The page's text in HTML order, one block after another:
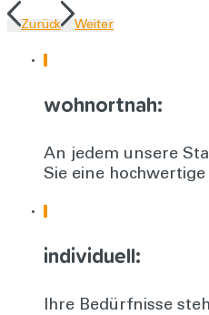
Zurück Weiter
wohnortnah:
An jedem unsere
Sie eine
individuell:
Ihre Bedürfnisse